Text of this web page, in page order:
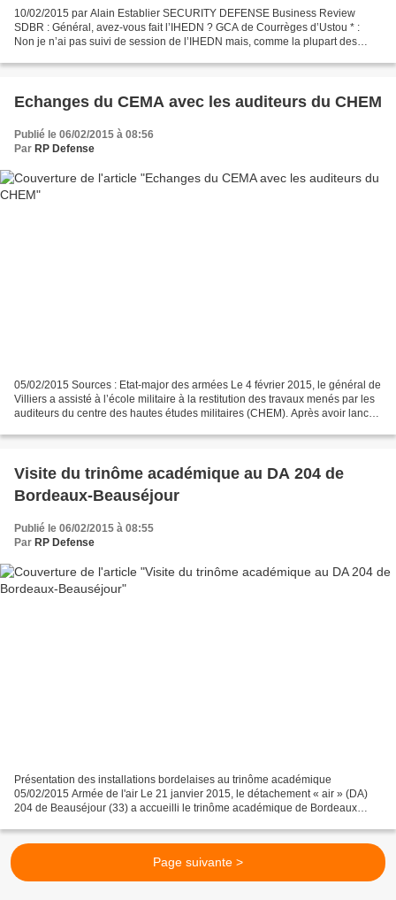
10/02/2015 par Alain Establier SECURITY DEFENSE Business Review
SDBR : Général, avez-vous fait l’IHEDN ? GCA de Courrèges d’Ustou * :
Non je n’ai pas suivi de session de l’IHEDN mais, comme la plupart des
Echanges du CEMA avec les auditeurs du CHEM
Publié le 06/02/2015 à 08:56
Par RP Defense
05/02/2015 Sources : Etat-major des armées Le 4 février 2015, le général de
Villiers a assisté à l’école militaire à la restitution des travaux menés par les
auditeurs du centre des hautes études militaires (CHEM). Après avoir lancé
Visite du trinôme académique au DA 204 de
Bordeaux-Beauséjour
Publié le 06/02/2015 à 08:55
Par RP Defense
Présentation des installations bordelaises au trinôme académique
05/02/2015 Armée de l'air Le 21 janvier 2015, le détachement « air » (DA)
204 de Beauséjour (33) a accueilli le trinôme académique de Bordeaux
Page suivante >